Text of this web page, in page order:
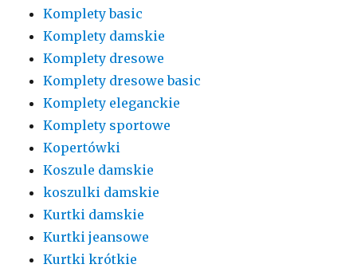
Komplety basic
Komplety damskie
Komplety dresowe
Komplety dresowe basic
Komplety eleganckie
Komplety sportowe
Kopertówki
Koszule damskie
koszulki damskie
Kurtki damskie
Kurtki jeansowe
Kurtki krótkie